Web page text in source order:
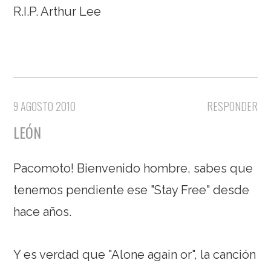
R.I.P. Arthur Lee
RESPONDER
9 AGOSTO 2010
LEÓN
Pacomoto! Bienvenido hombre, sabes que
tenemos pendiente ese "Stay Free" desde
hace años.
Y es verdad que "Alone again or", la canción